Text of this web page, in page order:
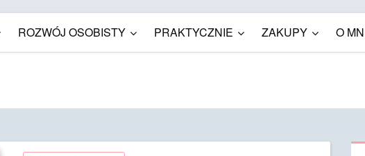
ROZWÓJ OSOBISTY PRAKTYCZNIE ZAKUPY O